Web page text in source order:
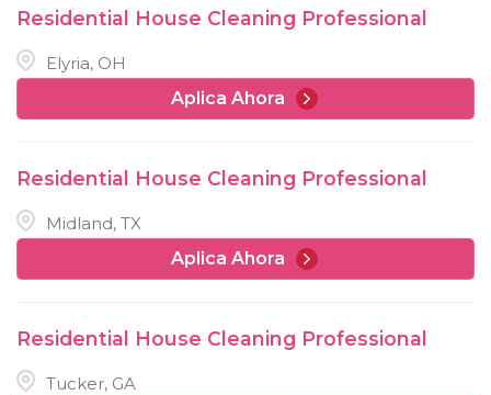
Residential House Cleaning Professional
Elyria, OH
Aplica Ahora
Residential House Cleaning Professional
Midland, TX
Aplica Ahora
Residential House Cleaning Professional
Tucker, GA